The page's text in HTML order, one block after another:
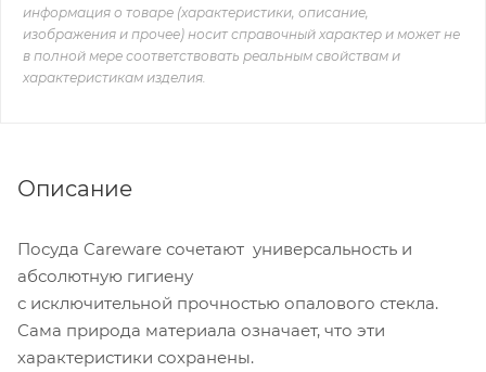
информация о товаре (характеристики, описание,
изображения и прочее) носит справочный характер и может не
в полной мере соответствовать реальным свойствам и
характеристикам изделия.
Описание
Посуда Careware сочетают универсальность и
абсолютную гигиену
с исключительной прочностью опалового стекла.
Сама природа материала означает, что эти
характеристики сохранены.